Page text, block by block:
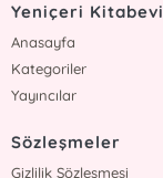
Yeniçeri Kitabevi
Anasayfa
Kategoriler
Yayıncılar
Sözleşmeler
Gizlilik Sözleşmesi